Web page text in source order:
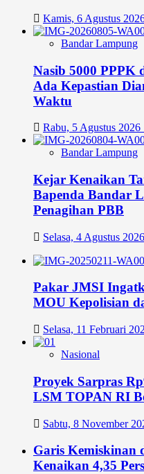
Kamis, 6 Agustus
Bandar Lampung
Nasib 5000 PPPK
Ada Kepastian
Waktu
Rabu, 5 Agustus
Bandar Lampung
Kejar Kenaikan
Bapenda Bandar
Penagihan PBB
Selasa, 4 Agustus
Pakar JMSI
MOU Kepolisian
Selasa, 11 Februari
Nasional
Proyek Sarpras
LSM TOPAN RI
Sabtu, 8 November
Garis Kemiskinan
Kenaikan 4,35